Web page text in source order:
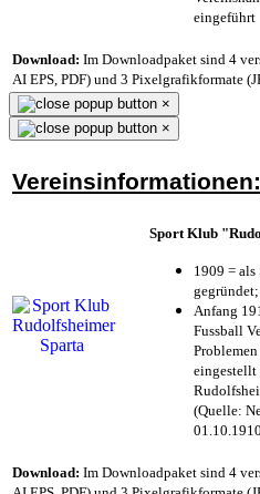
eingeführt
Download: Im Downloadpaket sind 4
AI EPS, PDF) und 3 Pixelgrafikformate
×
×
Vereinsinformationen:
Sport Klub
1909 =
gegründet;
Anfang
Fussball
eingestellt
(Quelle:
Download: Im Downloadpaket sind 4